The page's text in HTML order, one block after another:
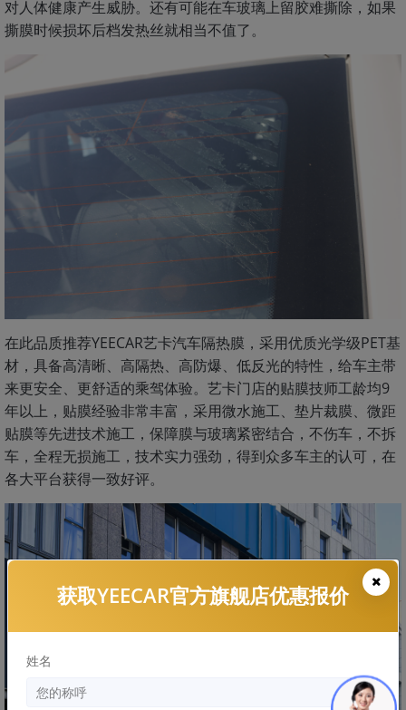
对人体健康产生威胁。还有可能在车玻璃上留胶难撕除，如果
撕膜时候损坏后档发热丝就相当不值了。
在此品质推荐YEECAR艺卡汽车隔热膜，采用优质光学级PET基
材，具备高清晰、高隔热、高防爆、低反光的特性，给车主带
来更安全、更舒适的乘驾体验。艺卡门店的贴膜技师工龄均9
年以上，贴膜经验非常丰富，采用微水施工、垫片裁膜、微距
贴膜等先进技术施工，保障膜与玻璃紧密结合，不伤车，不拆
车，全程无损施工，技术实力强劲，得到众多车主的认可，在
各大平台获得一致好评。
获取YEECAR官方旗舰店优惠报价
姓名